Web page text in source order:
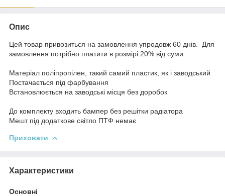
Опис
Цей товар привозиться на замовлення упродовж 60 днів. Для
замовлення потрібно платити в розмірі 20% від суми
Матеріал поліпропілен, такий самий пластик, як і заводський
Постачається під фарбування
Встановлюється на заводські місця без доробок
До комплекту входить бампер без решітки радіатора
Мешт під додаткове світло ПТФ немає
Приховати
Характеристики
Основні